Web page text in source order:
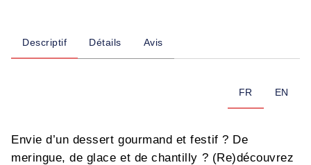
Descriptif Détails Avis
FR EN
Envie d’un dessert gourmand et festif ? De
meringue, de glace et de chantilly ? (Re)découvrez